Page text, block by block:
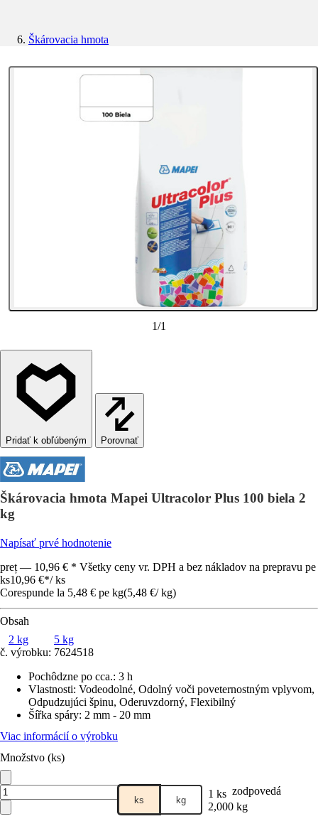
Škárovacia hmota
1/1
Porovnať
Škárovacia hmota Mapei Ultracolor Plus 100 biela 2
kg
Napísať prvé hodnotenie
preț — 10,96 € * Všetky ceny vr. DPH a bez nákladov na prepravu pe
ks10,96 €*/ ks
Corespunde la 5,48 € pe kg(5,48 €/ kg)
Obsah
2 kg
5 kg
č. výrobku: 7624518
Pochôdzne po cca.: 3 h
Vlastnosti: Vodeodolné, Odolný voči poveternostným vplyvom,
Odpudzujúci špinu, Oderuvzdorný, Flexibilný
Šířka spáry: 2 mm - 20 mm
Viac informácií o výrobku
Množstvo (ks)
ks kg 1 ks zodpovedá
2,000 kg